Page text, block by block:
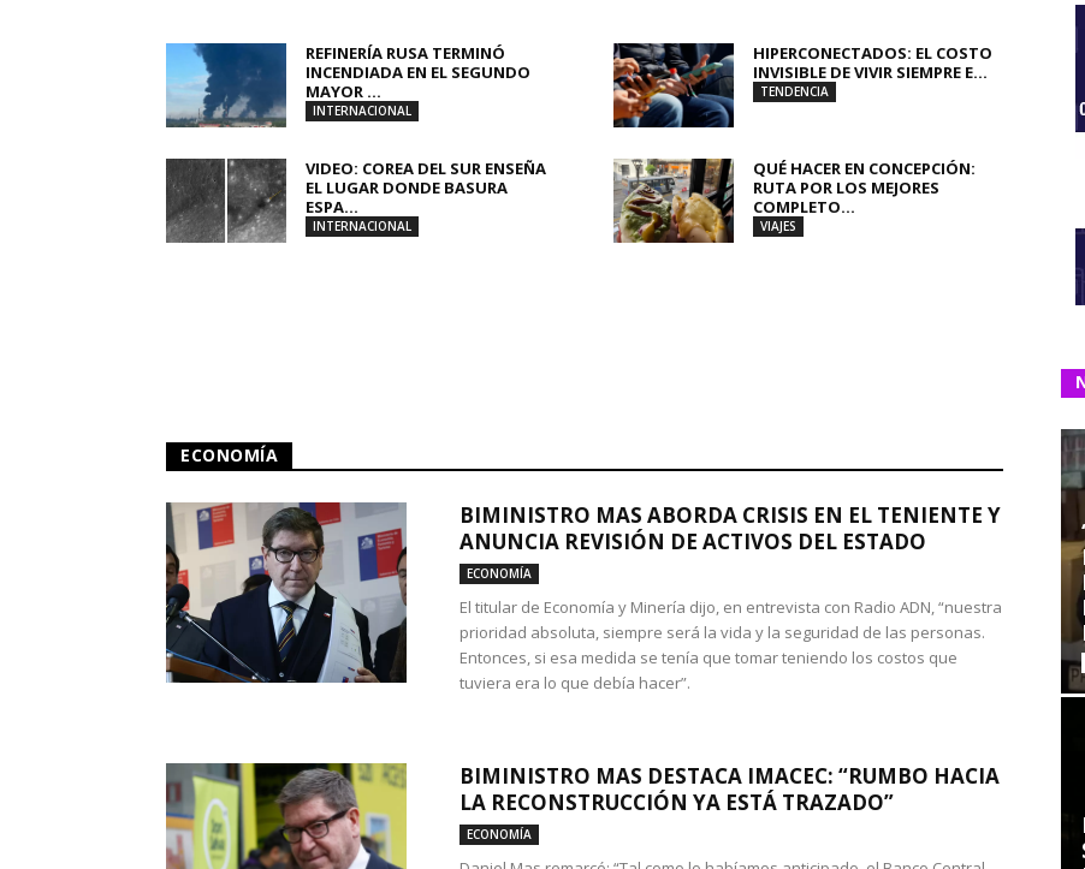
REFINERÍA RUSA TERMINÓ
INCENDIADA EN EL SEGUNDO
MAYOR ...
INTERNACIONAL
HIPERCONECTADOS: EL COSTO
INVISIBLE DE VIVIR SIEMPRE E...
TENDENCIA
VIDEO: COREA DEL SUR ENSEÑA
EL LUGAR DONDE BASURA
ESPA...
INTERNACIONAL
QUÉ HACER EN CONCEPCIÓN:
RUTA POR LOS MEJORES
COMPLETO...
VIAJES
ECONOMÍA
BIMINISTRO MAS ABORDA CRISIS EN EL TENIENTE Y
ANUNCIA REVISIÓN DE ACTIVOS DEL ESTADO
ECONOMÍA
El titular de Economía y Minería dijo, en entrevista con Radio ADN, “nuestra
prioridad absoluta, siempre será la vida y la seguridad de las personas.
Entonces, si esa medida se tenía que tomar teniendo los costos que
tuviera era lo que debía hacer”.
BIMINISTRO MAS DESTACA IMACEC: “RUMBO HACIA
LA RECONSTRUCCIÓN YA ESTÁ TRAZADO”
ECONOMÍA